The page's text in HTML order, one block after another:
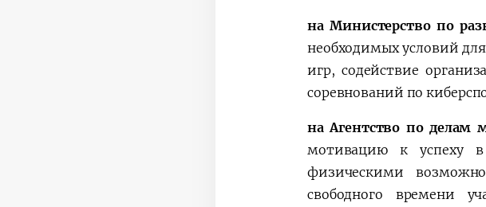
на Министерство по
необходимых условий
игр, содействие
соревнований по
на Агентство по делам
мотивацию к успеху
физическими
свободного времени